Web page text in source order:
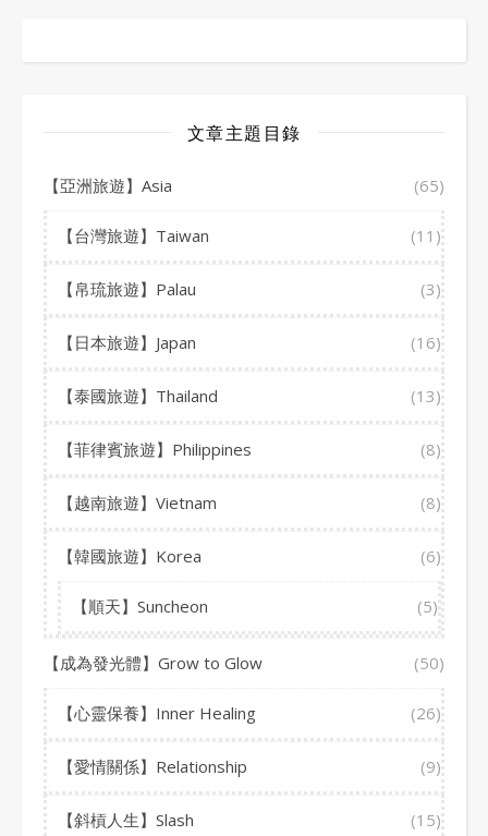
文章主題目錄
【亞洲旅遊】Asia (65)
【台灣旅遊】Taiwan (11)
【帛琉旅遊】Palau (3)
【日本旅遊】Japan (16)
【泰國旅遊】Thailand (13)
【菲律賓旅遊】Philippines (8)
【越南旅遊】Vietnam (8)
【韓國旅遊】Korea (6)
【順天】Suncheon (5)
【成為發光體】Grow to Glow (50)
【心靈保養】Inner Healing (26)
【愛情關係】Relationship (9)
【斜槓人生】Slash (15)